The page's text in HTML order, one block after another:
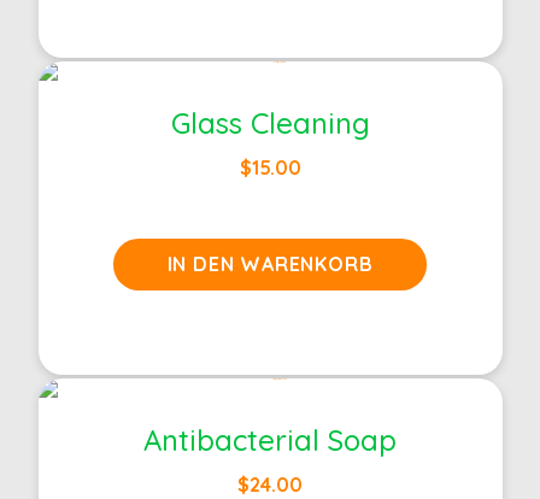
Glass Cleaning
$15.00
IN DEN WARENKORB
Antibacterial Soap
$24.00